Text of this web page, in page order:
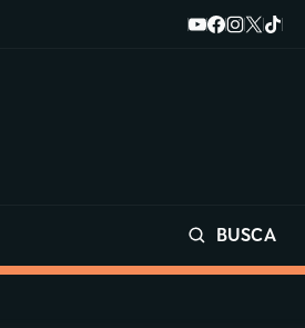
BUSCA